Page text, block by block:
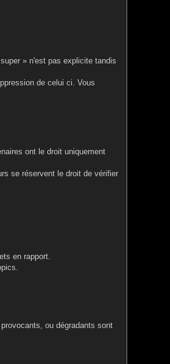
» n'est pas explicite tandis
de celui ci. Vous
ont le droit uniquement
se réservent le droit de vérifier
en rapport.
ou dégradants sont